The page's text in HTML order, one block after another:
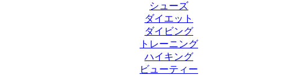
シューズ
ダイエット
ダイビング
トレーニング
ハイキング
ビューティー